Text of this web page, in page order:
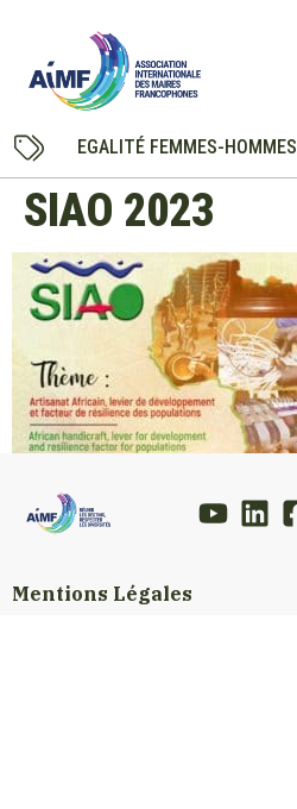
EGALITÉ FEMMES-HOMMES
SIAO 2023
Mentions Légales